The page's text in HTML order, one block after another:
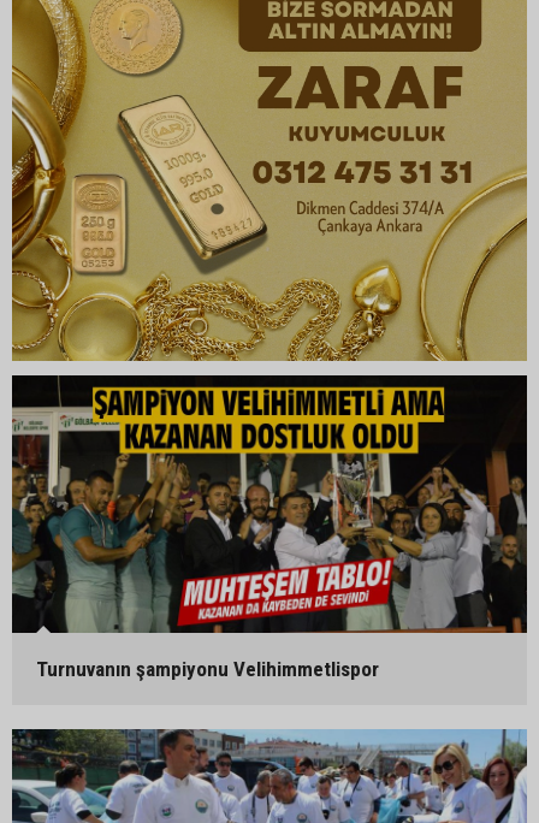
Turnuvanın şampiyonu Velihimmetlispor